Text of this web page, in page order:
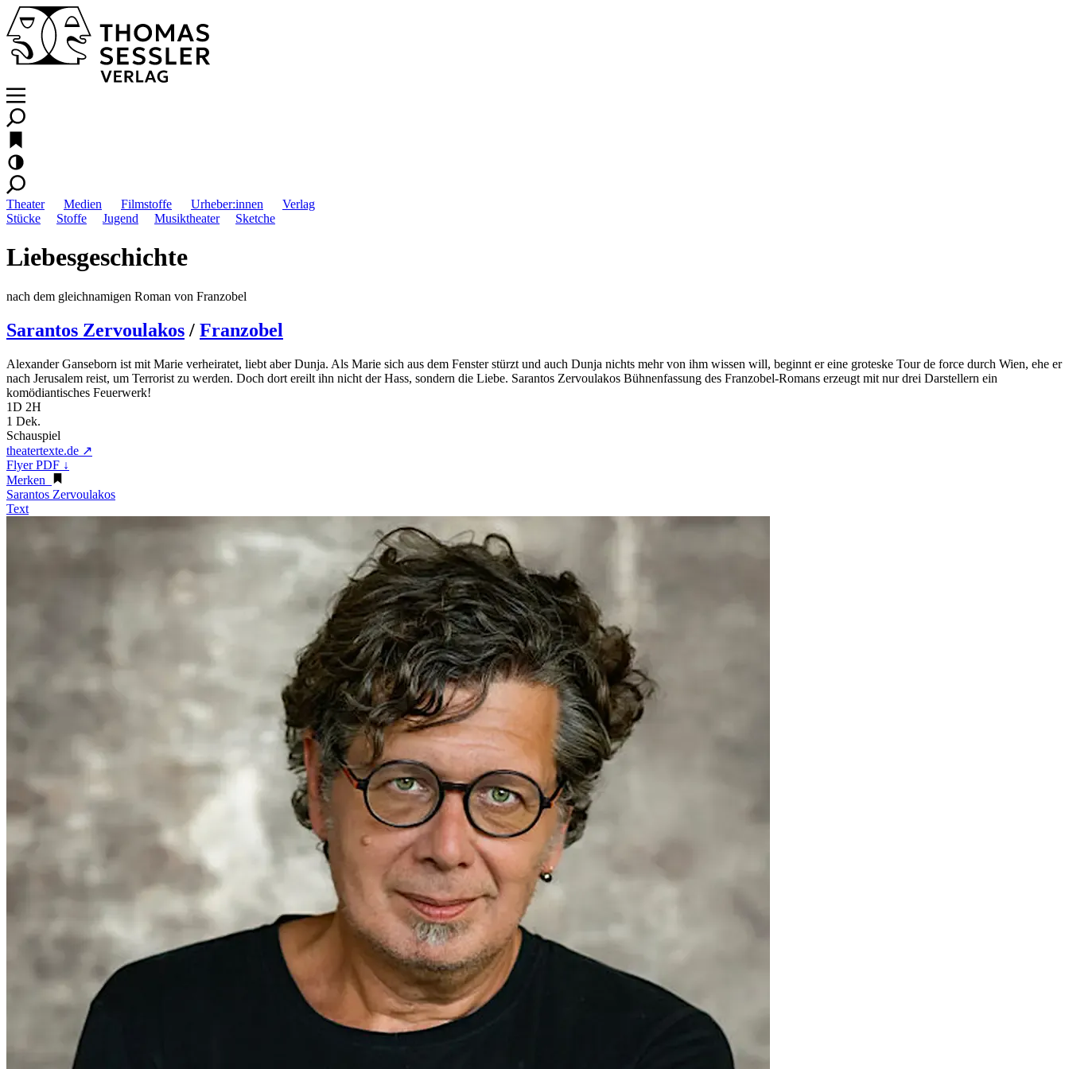
Theater Medien Filmstoffe Urheber:innen
Verlag
Stücke
Stoffe Jugend Musiktheater Sketche
Liebesgeschichte
nach dem gleichnamigen Roman von Franzobel
Sarantos Zervoulakos / Franzobel
Alexander Ganseborn ist mit Marie verheiratet, liebt aber Dunja. Als Marie sich aus dem Fenster stürzt und auch Dunja nichts mehr von ihm wissen will, beginnt er eine groteske Tour de force durch Wien, ehe er
nach Jerusalem reist, um Terrorist zu werden. Doch dort ereilt ihn nicht der Hass, sondern die Liebe. Sarantos Zervoulakos Bühnenfassung des Franzobel-Romans erzeugt mit nur drei Darstellern ein
komödiantisches Feuerwerk!
1D 2H
1 Dek.
Schauspiel
theatertexte.de ↗
Flyer PDF ↓
Merken
Sarantos Zervoulakos
Text